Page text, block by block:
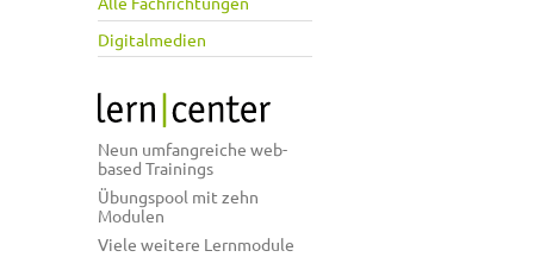
Digitalmedien
Neun umfangreiche web-
based Trainings
Übungspool mit zehn
Modulen
Viele weitere Lernmodule